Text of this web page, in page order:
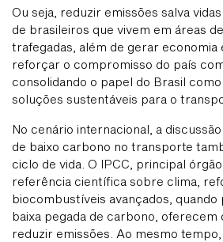
Ou seja, reduzir emissões salva
de brasileiros que vivem em áreas
trafegadas, além de gerar economia
reforçar o compromisso do país
consolidando o papel do Brasil
soluções sustentáveis para o
No cenário internacional, a
de baixo carbono no transporte
ciclo de vida. O IPCC, principal
referência científica sobre clima,
biocombustíveis avançados,
baixa pegada de carbono, oferecem
reduzir emissões. Ao mesmo